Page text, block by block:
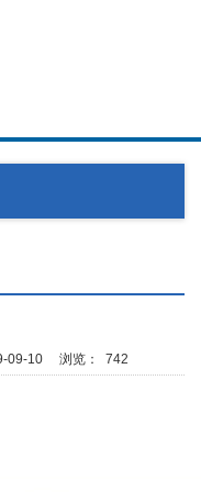
09-10 浏览： 742